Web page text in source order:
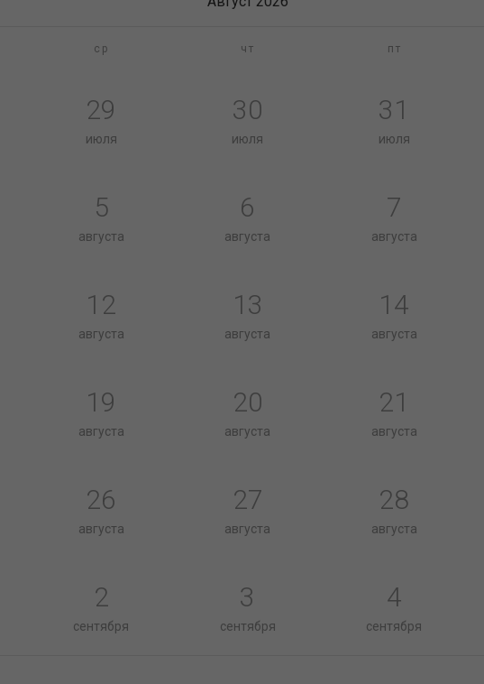
ср чт пт
29
июля
30
июля
31
июля
5
августа
6
августа
7
августа
12
августа
13
августа
14
августа
19
августа
20
августа
21
августа
26
августа
27
августа
28
августа
2
сентября
3
сентября
4
сентября